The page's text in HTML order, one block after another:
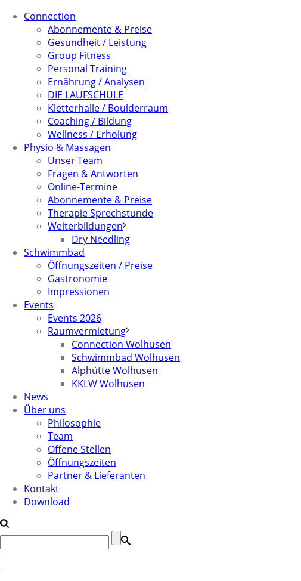
Connection
Abonnemente & Preise
Gesundheit / Leistung
Group Fitness
Personal Training
Ernährung / Analysen
DIE LAUFSCHULE
Kletterhalle / Boulderraum
Coaching / Bildung
Wellness / Erholung
Physio & Massagen
Unser Team
Fragen & Antworten
Online-Termine
Abonnemente & Preise
Therapie Sprechstunde
Weiterbildungen
Dry Needling
Schwimmbad
Öffnungszeiten / Preise
Gastronomie
Impressionen
Events
Events 2026
Raumvermietung
Connection Wolhusen
Schwimmbad Wolhusen
Alphütte Wolhusen
KKLW Wolhusen
News
Über uns
Philosophie
Team
Offene Stellen
Öffnungszeiten
Partner & Lieferanten
Kontakt
Download